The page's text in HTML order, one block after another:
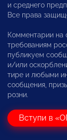
и среднего
Все права
Комментарии на
требованиям
публикуем
и/или
тире и любыми
сообщения,
розни.
Вступи в